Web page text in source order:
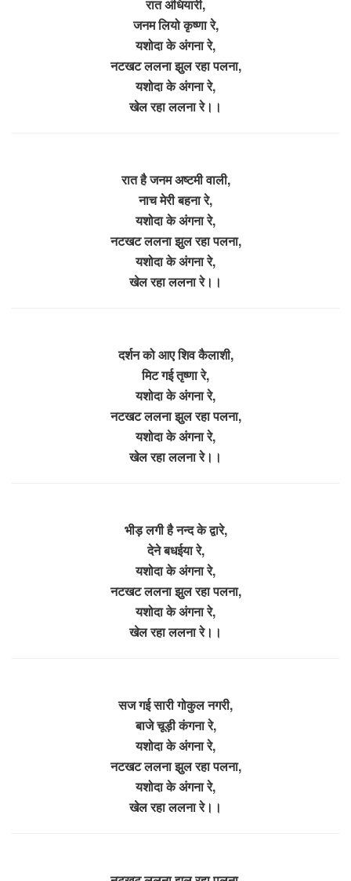
रात अंधियारी,
जनम लियो कृष्णा रे,
यशोदा के अंगना रे,
नटखट ललना झुल रहा पलना,
यशोदा के अंगना रे,
खेल रहा ललना रे।।
रात है जनम अष्टमी वाली,
नाच मेरी बहना रे,
यशोदा के अंगना रे,
नटखट ललना झुल रहा पलना,
यशोदा के अंगना रे,
खेल रहा ललना रे।।
दर्शन को आए शिव कैलाशी,
मिट गई तृष्णा रे,
यशोदा के अंगना रे,
नटखट ललना झुल रहा पलना,
यशोदा के अंगना रे,
खेल रहा ललना रे।।
भीड़ लगी है नन्द के द्वारे,
देने बधईया रे,
यशोदा के अंगना रे,
नटखट ललना झुल रहा पलना,
यशोदा के अंगना रे,
खेल रहा ललना रे।।
सज गई सारी गोकुल नगरी,
बाजे चूड़ी कंगना रे,
यशोदा के अंगना रे,
नटखट ललना झुल रहा पलना,
यशोदा के अंगना रे,
खेल रहा ललना रे।।